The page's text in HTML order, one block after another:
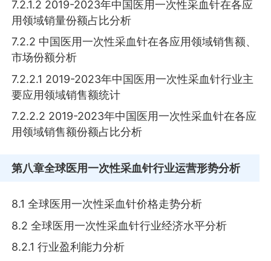
7.2.1.2 2019-2023年中国医用一次性采血针在各应
用领域销量份额占比分析
7.2.2 中国医用一次性采血针在各应用领域销售额、
市场份额分析
7.2.2.1 2019-2023年中国医用一次性采血针行业主
要应用领域销售额统计
7.2.2.2 2019-2023年中国医用一次性采血针在各应
用领域销售额份额占比分析
第八章全球医用一次性采血针行业运营形势分析
8.1 全球医用一次性采血针价格走势分析
8.2 全球医用一次性采血针行业经济水平分析
8.2.1 行业盈利能力分析